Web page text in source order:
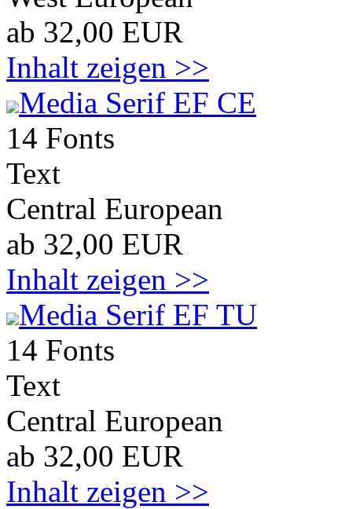
ab 32,00 EUR
Inhalt zeigen >>
Media Serif EF CE
14 Fonts
Text
Central European
ab 32,00 EUR
Inhalt zeigen >>
Media Serif EF TU
14 Fonts
Text
Central European
ab 32,00 EUR
Inhalt zeigen >>